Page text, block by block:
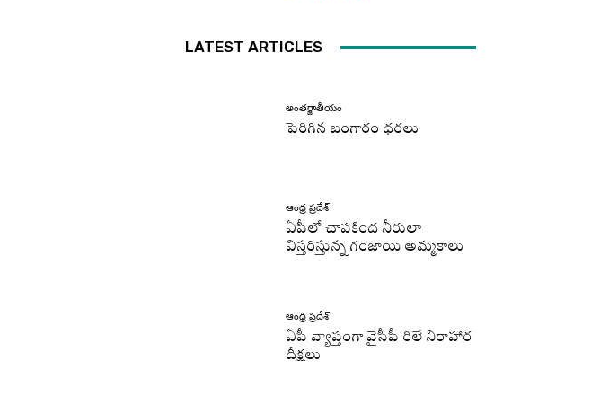
LATEST ARTICLES
అంతర్జాతీయం
పెరిగిన బంగారం ధరలు
ఆంధ్ర ప్రదేశ్
ఏపీలో చాపకింద నీరులా
విస్తరిస్తున్న గంజాయి అమ్మకాలు
ఆంధ్ర ప్రదేశ్
ఏపీ వ్యాప్తంగా వైసీపీ రిలే నిరాహార
దీక్షలు